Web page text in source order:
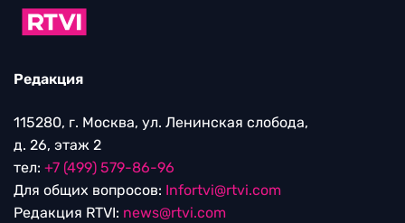
Редакция
115280, г. Москва, ул. Ленинская слобода,
д. 26, этаж 2
тел: +7 (499) 579-86-96
Для общих вопросов: Infortvi@rtvi.com
Редакция RTVI: news@rtvi.com